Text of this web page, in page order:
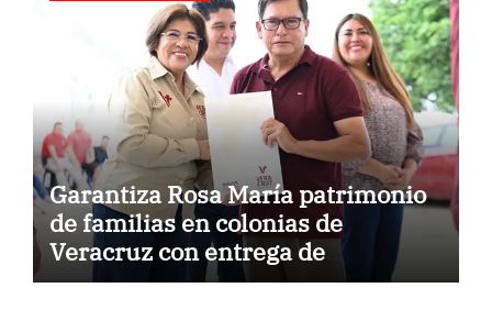
Garantiza Rosa María patrimonio
de familias en colonias de
Veracruz con entrega de
escrituras